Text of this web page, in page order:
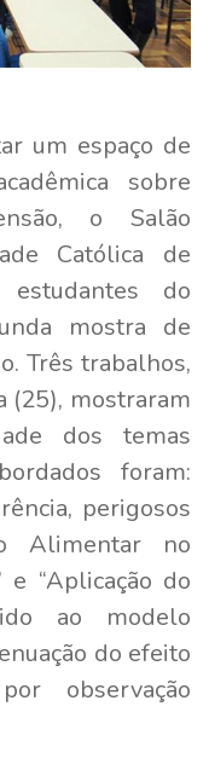
um espaço de
sobre
o Salão
Católica de
estudantes do
mostra de
Três trabalhos,
(25), mostraram
dos temas
foram:
perigosos
Alimentar no
“Aplicação do
ao modelo
do efeito
observação